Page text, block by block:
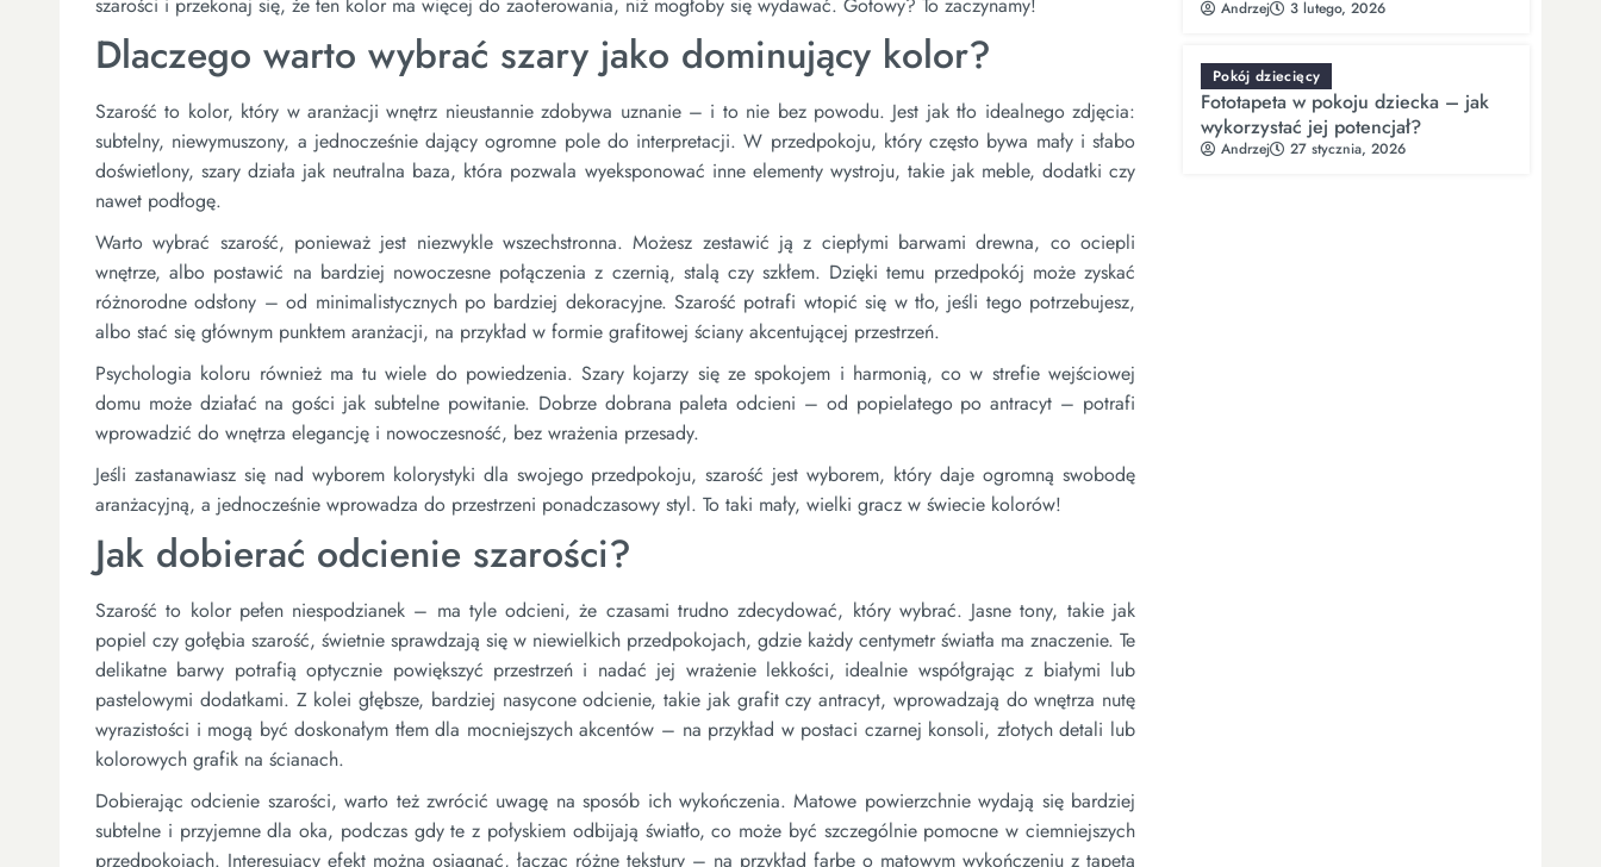
szarości i przekonaj się, że ten kolor ma więcej do zaoferowania, niż mogłoby się wydawać. Gotowy? To zaczynamy!
Dlaczego warto wybrać szary jako dominujący kolor?
Szarość to kolor, który w aranżacji wnętrz nieustannie zdobywa uznanie – i to nie bez powodu. Jest jak tło idealnego zdjęcia:
subtelny, niewymuszony, a jednocześnie dający ogromne pole do interpretacji. W przedpokoju, który często bywa mały i słabo
doświetlony, szary działa jak neutralna baza, która pozwala wyeksponować inne elementy wystroju, takie jak meble, dodatki czy
nawet podłogę.
Warto wybrać szarość, ponieważ jest niezwykle wszechstronna. Możesz zestawić ją z ciepłymi barwami drewna, co ociepli
wnętrze, albo postawić na bardziej nowoczesne połączenia z czernią, stalą czy szkłem. Dzięki temu przedpokój może zyskać
różnorodne odsłony – od minimalistycznych po bardziej dekoracyjne. Szarość potrafi wtopić się w tło, jeśli tego potrzebujesz,
albo stać się głównym punktem aranżacji, na przykład w formie grafitowej ściany akcentującej przestrzeń.
Psychologia koloru również ma tu wiele do powiedzenia. Szary kojarzy się ze spokojem i harmonią, co w strefie wejściowej
domu może działać na gości jak subtelne powitanie. Dobrze dobrana paleta odcieni – od popielatego po antracyt – potrafi
wprowadzić do wnętrza elegancję i nowoczesność, bez wrażenia przesady.
Jeśli zastanawiasz się nad wyborem kolorystyki dla swojego przedpokoju, szarość jest wyborem, który daje ogromną swobodę
aranżacyjną, a jednocześnie wprowadza do przestrzeni ponadczasowy styl. To taki mały, wielki gracz w świecie kolorów!
Jak dobierać odcienie szarości?
Szarość to kolor pełen niespodzianek – ma tyle odcieni, że czasami trudno zdecydować, który wybrać. Jasne tony, takie jak
popiel czy gołębia szarość, świetnie sprawdzają się w niewielkich przedpokojach, gdzie każdy centymetr światła ma znaczenie. Te
delikatne barwy potrafią optycznie powiększyć przestrzeń i nadać jej wrażenie lekkości, idealnie współgrając z białymi lub
pastelowymi dodatkami. Z kolei głębsze, bardziej nasycone odcienie, takie jak grafit czy antracyt, wprowadzają do wnętrza nutę
wyrazistości i mogą być doskonałym tłem dla mocniejszych akcentów – na przykład w postaci czarnej konsoli, złotych detali lub
kolorowych grafik na ścianach.
Dobierając odcienie szarości, warto też zwrócić uwagę na sposób ich wykończenia. Matowe powierzchnie wydają się bardziej
subtelne i przyjemne dla oka, podczas gdy te z połyskiem odbijają światło, co może być szczególnie pomocne w ciemniejszych
przedpokojach. Interesujący efekt można osiągnąć, łącząc różne tekstury – na przykład farbę o matowym wykończeniu z tapetą
Andrzej 3 lutego, 2026
Pokój dziecięcy
Fototapeta w pokoju dziecka – jak
wykorzystać jej potencjał?
Andrzej 27 stycznia, 2026